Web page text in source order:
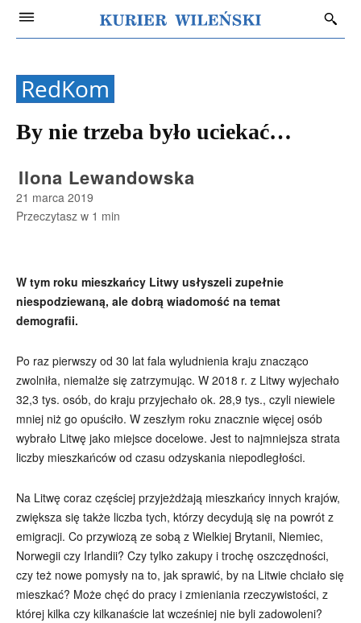
RedKom
By nie trzeba było uciekać…
Ilona Lewandowska
21 marca 2019
Przeczytasz w 1 min
W tym roku mieszkańcy Litwy usłyszeli zupełnie
niespodziewaną, ale dobrą wiadomość na temat
demografii.
Po raz pierwszy od 30 lat fala wyludnienia kraju znacząco
zwolniła, niemalże się zatrzymując. W 2018 r. z Litwy wyjechało
32,3 tys. osób, do kraju przyjechało ok. 28,9 tys., czyli niewiele
mniej niż go opuściło. W zeszłym roku znacznie więcej osób
wybrało Litwę jako miejsce docelowe. Jest to najmniejsza strata
liczby mieszkańców od czasu odzyskania niepodległości.
Na Litwę coraz częściej przyjeżdżają mieszkańcy innych krajów,
zwiększa się także liczba tych, którzy decydują się na powrót z
emigracji. Co przywiozą ze sobą z Wielkiej Brytanii, Niemiec,
Norwegii czy Irlandii? Czy tylko zakupy i trochę oszczędności,
czy też nowe pomysły na to, jak sprawić, by na Litwie chciało się
mieszkać? Może chęć do pracy i zmieniania rzeczywistości, z
której kilka czy kilkanaście lat wcześniej nie byli zadowoleni?